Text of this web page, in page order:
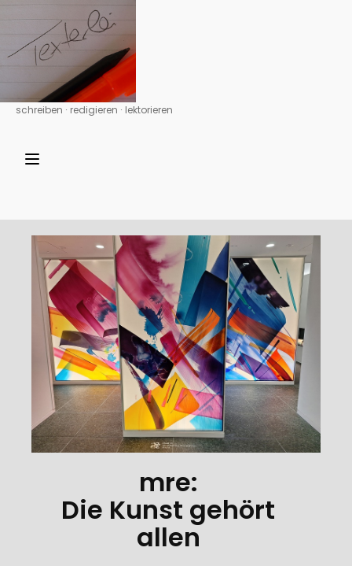
schreiben ∙ redigieren ∙ lektorieren
mre:
Die Kunst gehört
allen